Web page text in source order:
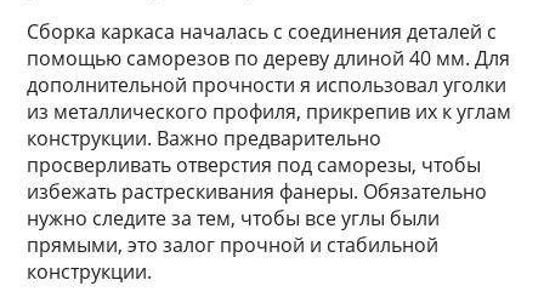
Сборка каркаса началась с соединения деталей с
помощью саморезов по дереву длиной 40 мм. Для
дополнительной прочности я использовал уголки
из металлического профиля, прикрепив их к углам
конструкции. Важно предварительно
просверливать отверстия под саморезы, чтобы
избежать растрескивания фанеры. Обязательно
нужно следите за тем, чтобы все углы были
прямыми, это залог прочной и стабильной
конструкции.